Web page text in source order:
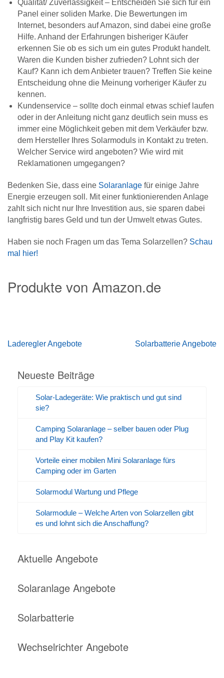
Qualität/ Zuverlässigkeit – Entscheiden Sie sich für ein
Panel einer soliden Marke. Die Bewertungen im
Internet, besonders auf Amazon, sind dabei eine große
Hilfe. Anhand der Erfahrungen bisheriger Käufer
erkennen Sie ob es sich um ein gutes Produkt handelt.
Waren die Kunden bisher zufrieden? Lohnt sich der
Kauf? Kann ich dem Anbieter trauen? Treffen Sie keine
Entscheidung ohne die Meinung vorheriger Käufer zu
kennen.
Kundenservice – sollte doch einmal etwas schief laufen
oder in der Anleitung nicht ganz deutlich sein muss es
immer eine Möglichkeit geben mit dem Verkäufer bzw.
dem Hersteller Ihres Solarmoduls in Kontakt zu treten.
Welcher Service wird angeboten? Wie wird mit
Reklamationen umgegangen?
Bedenken Sie, dass eine Solaranlage für einige Jahre
Energie erzeugen soll. Mit einer funktionierenden Anlage
zahlt sich nicht nur Ihre Investition aus, sie sparen dabei
langfristig bares Geld und tun der Umwelt etwas Gutes.
Haben sie noch Fragen um das Tema Solarzellen? Schau
mal hier!
Produkte von Amazon.de
Beitragsnavigation
Laderegler Angebote Solarbatterie Angebote
Neueste Beiträge
Solar-Ladegeräte: Wie praktisch und gut sind
sie?
Camping Solaranlage – selber bauen oder Plug
and Play Kit kaufen?
Vorteile einer mobilen Mini Solaranlage fürs
Camping oder im Garten
Solarmodul Wartung und Pflege
Solarmodule – Welche Arten von Solarzellen gibt
es und lohnt sich die Anschaffung?
Aktuelle Angebote
Solaranlage Angebote
Solarbatterie
Wechselrichter Angebote